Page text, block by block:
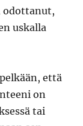
odottanut,
uskalla
että
on
tai